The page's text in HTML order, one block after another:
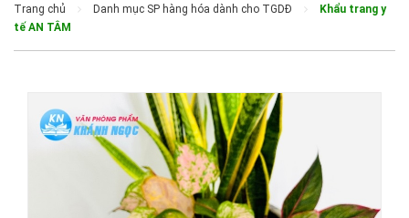
Trang chủ Danh mục SP hàng hóa dành cho TGDĐ
Khẩu trang y
tế AN TÂM